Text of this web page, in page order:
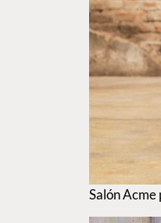
Salón Acme